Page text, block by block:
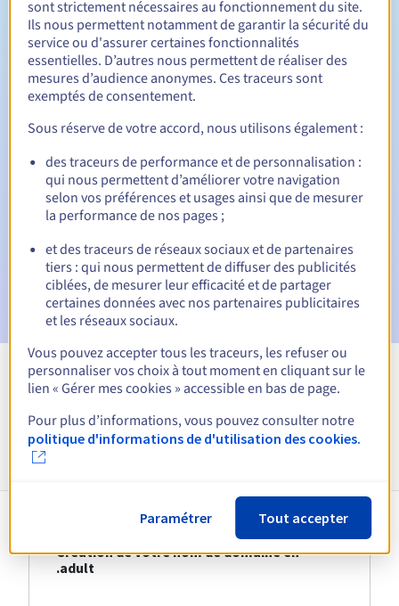
Période de rédemption 30 jours
Notifications automatiques :
Emails d'avertissement :60, 30, 15, 7 et 3 jours avant la
date d'échéance
E-mail le jour de l'expirationpour notification de la
E-mail après la Redemption Grace Periodpour
notification de la suppression du nom de domaine
Voir toutes les extensions
Informations sur le .adult
Création de votre nom de domaine en
.adult
sont strictement nécessaires au fonctionnement du site.
Ils nous permettent notamment de garantir la sécurité du
service ou d'assurer certaines fonctionnalités
essentielles. D’autres nous permettent de réaliser des
mesures d’audience anonymes. Ces traceurs sont
exemptés de consentement.
Sous réserve de votre accord, nous utilisons également :
des traceurs de performance et de personnalisation :
qui nous permettent d’améliorer votre navigation
selon vos préférences et usages ainsi que de mesurer
la performance de nos pages ;
et des traceurs de réseaux sociaux et de partenaires
tiers : qui nous permettent de diffuser des publicités
ciblées, de mesurer leur efficacité et de partager
certaines données avec nos partenaires publicitaires
et les réseaux sociaux.
Vous pouvez accepter tous les traceurs, les refuser ou
personnaliser vos choix à tout moment en cliquant sur le
lien « Gérer mes cookies » accessible en bas de page.
Pour plus d’informations, vous pouvez consulter notre
politique d'informations de d'utilisation des cookies.
Paramétrer Tout accepter